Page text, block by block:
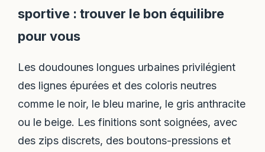
sportive : trouver le bon équilibre
pour vous
Les doudounes longues urbaines privilégient
des lignes épurées et des coloris neutres
comme le noir, le bleu marine, le gris anthracite
ou le beige. Les finitions sont soignées, avec
des zips discrets, des boutons-pressions et